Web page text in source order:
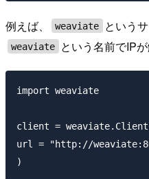
例えば、 weaviate という
weaviate という名前でIPが
import weaviate
client =
url = "http://